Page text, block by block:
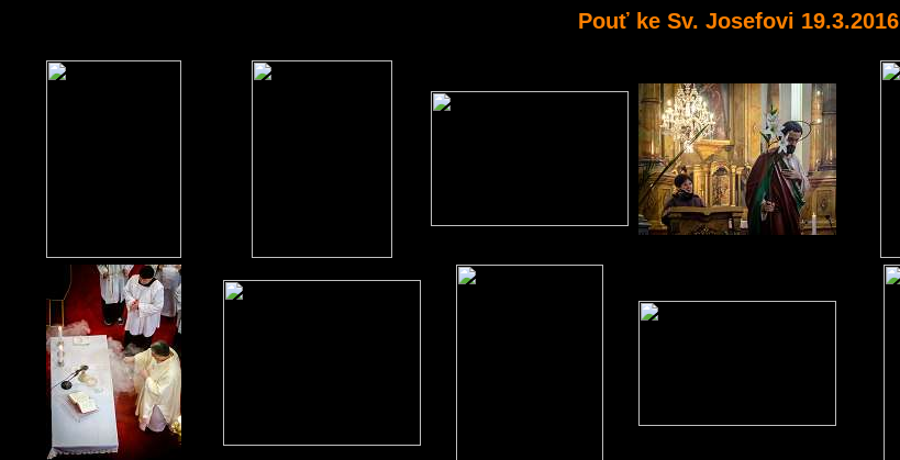
Pouť ke Sv. Josefovi 19.3.2016